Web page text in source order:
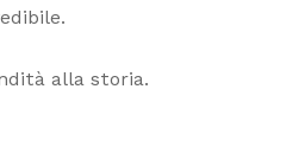
alla storia.